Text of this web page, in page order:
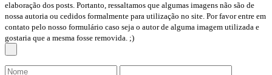
elaboração dos posts. Portanto, ressaltamos que algumas imagens não são de
nossa autoria ou cedidos formalmente para utilização no site. Por favor entre em
contato pelo nosso formulário caso seja o autor de alguma imagem utilizada e
gostaria que a mesma fosse removida. ;)